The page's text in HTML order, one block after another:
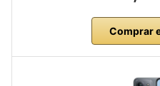
Comprar